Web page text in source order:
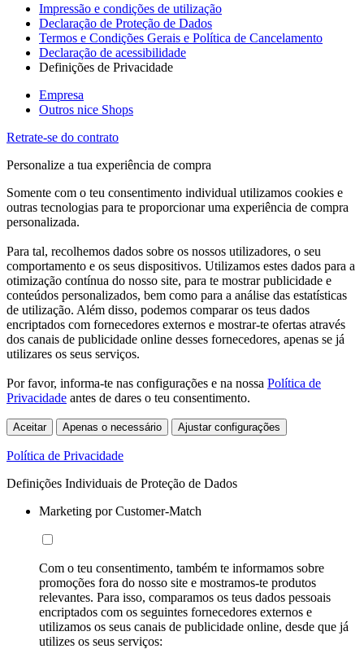
Impressão e condições de utilização
Declaração de Proteção de Dados
Termos e Condições Gerais e Política de Cancelamento
Declaração de acessibilidade
Definições de Privacidade
Empresa
Outros nice Shops
Retrate-se do contrato
Personalize a tua experiência de compra
Somente com o teu consentimento individual utilizamos cookies e
outras tecnologias para te proporcionar uma experiência de compra
personalizada.
Para tal, recolhemos dados sobre os nossos utilizadores, o seu
comportamento e os seus dispositivos. Utilizamos estes dados para a
otimização contínua do nosso site, para te mostrar publicidade e
conteúdos personalizados, bem como para a análise das estatísticas
de utilização. Além disso, podemos comparar os teus dados
encriptados com fornecedores externos e mostrar-te ofertas através
dos canais de publicidade online desses fornecedores, apenas se já
utilizares os seus serviços.
Por favor, informa-te nas configurações e na nossa Política de
Privacidade antes de dares o teu consentimento.
Aceitar Apenas o necessário Ajustar configurações
Política de Privacidade
Definições Individuais de Proteção de Dados
Marketing por Customer-Match
Com o teu consentimento, também te informamos sobre
promoções fora do nosso site e mostramos-te produtos
relevantes. Para isso, comparamos os teus dados pessoais
encriptados com os seguintes fornecedores externos e
utilizamos os seus canais de publicidade online, desde que já
utilizes os seus serviços: